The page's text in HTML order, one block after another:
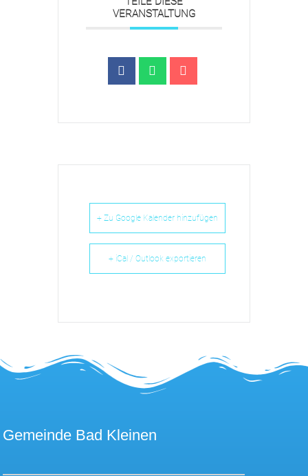
VERANSTALTUNG
+ Zu Google Kalender hinzufügen
+ iCal / Outlook exportieren
Gemeinde Bad Kleinen